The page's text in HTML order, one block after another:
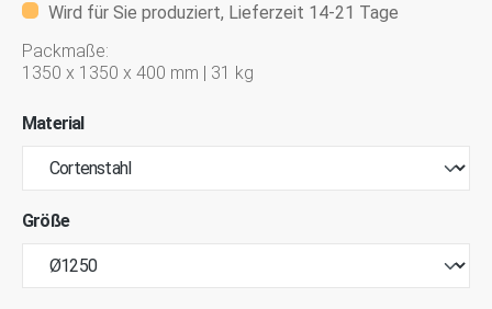
Wird für Sie produziert, Lieferzeit 14-21 Tage
Packmaße:
1350 x 1350 x 400 mm | 31 kg
Material
Größe